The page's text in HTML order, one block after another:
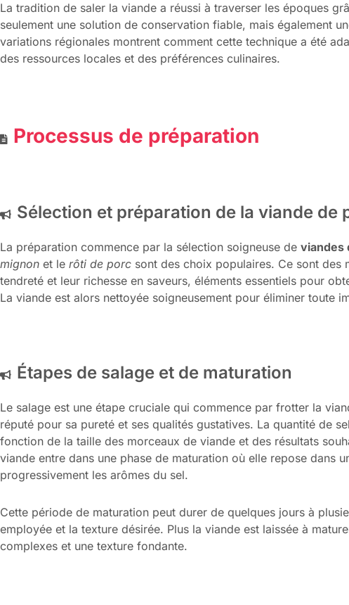
La tradition de saler la viande a réussi à traverser les époques
seulement une solution de conservation fiable, mais également
variations régionales montrent comment cette technique a été
des ressources locales et des préférences culinaires.
Processus de préparation
Sélection et préparation de la viande de
La préparation commence par la sélection soigneuse de viandes
mignon et le rôti de porc sont des choix populaires. Ce sont des
tendreté et leur richesse en saveurs, éléments essentiels pour
La viande est alors nettoyée soigneusement pour éliminer toute
Étapes de salage et de maturation
Le salage est une étape cruciale qui commence par frotter la
réputé pour sa pureté et ses qualités gustatives. La quantité de
fonction de la taille des morceaux de viande et des résultats
viande entre dans une phase de maturation où elle repose dans
progressivement les arômes du sel.
Cette période de maturation peut durer de quelques jours à
employée et la texture désirée. Plus la viande est laissée à
complexes et une texture fondante.